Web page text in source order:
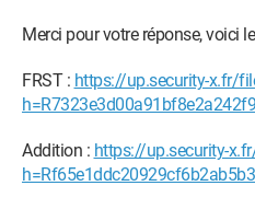
Merci pour votre réponse, voici
FRST : https://up.security-x.fr/
Addition : https://up.security-